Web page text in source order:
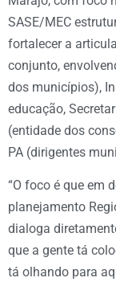
SASE/MEC
fortalecer a
conjunto,
dos municípios),
educação,
(entidade dos
PA (dirigentes
“O foco é que em
planejamento
dialoga
que a gente tá
tá olhando para